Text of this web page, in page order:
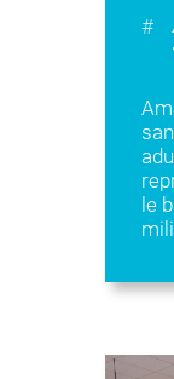
#
le